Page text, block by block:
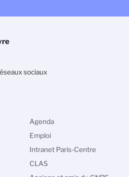
sociaux
Agenda
Emploi
Intranet Paris-Centre
CLAS